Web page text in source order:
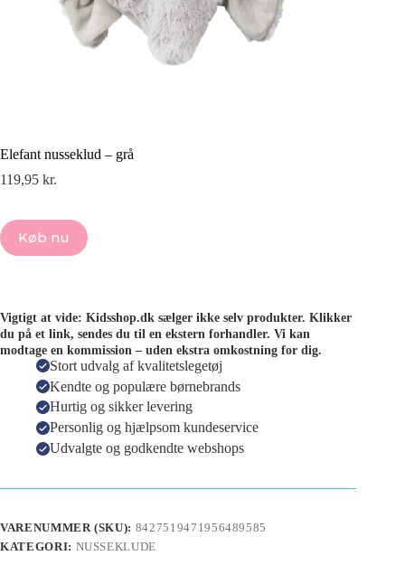
Elefant nusseklud – grå
119,95 kr.
Køb nu
Vigtigt at vide: Kidsshop.dk sælger ikke selv produkter. Klikker
du på et link, sendes du til en ekstern forhandler. Vi kan
modtage en kommission – uden ekstra omkostning for dig.
Stort udvalg af kvalitetslegetøj
Kendte og populære børnebrands
Hurtig og sikker levering
Personlig og hjælpsom kundeservice
Udvalgte og godkendte webshops
VARENUMMER (SKU): 8427519471956489585
KATEGORI: NUSSEKLUDE